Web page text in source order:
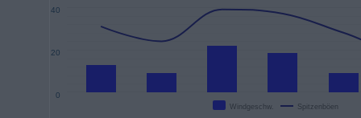
Windgeschw. Spitzenböen
0
20
40